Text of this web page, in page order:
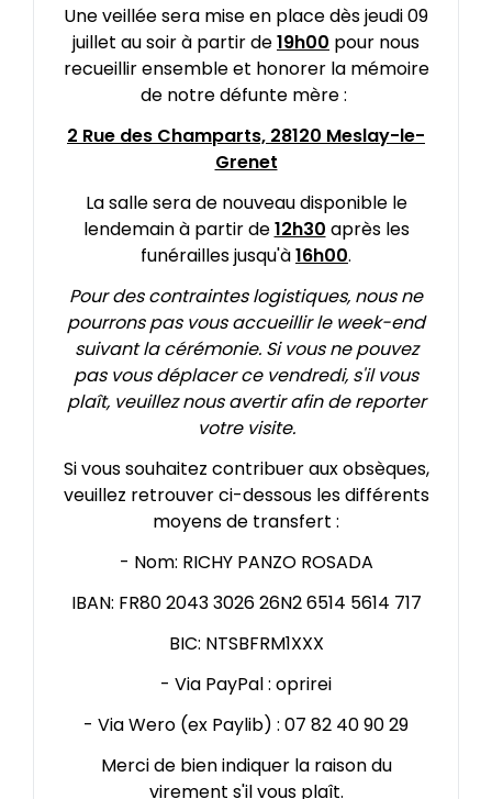
Une veillée sera mise en place dès jeudi 09
juillet au soir à partir de19h00 pour nous
recueillir ensemble et honorer la mémoire
de notre défunte mère :
2 Rue des Champarts, 28120 Meslay-le-
Grenet
La salle sera de nouveau disponible le
lendemain à partir de12h30 après les
funérailles jusqu'à16h00.
Pour des contraintes logistiques, nous ne
pourrons pas vous accueillir le week-end
suivant la cérémonie. Si vous ne pouvez
pas vous déplacer ce vendredi, s'il vous
plaît, veuillez nous avertir afin de reporter
votre visite.
Si vous souhaitez contribuer aux obsèques,
veuillez retrouver ci-dessous les différents
moyens de transfert :
- Nom: RICHY PANZO ROSADA
IBAN: FR80 2043 3026 26N2 6514 5614 717
BIC: NTSBFRM1XXX
- Via PayPal : oprirei
- Via Wero (ex Paylib) : 07 82 40 90 29
Merci de bien indiquer la raison du
virement s'il vous plaît.